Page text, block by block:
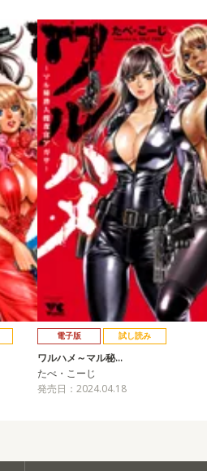
電子版 試し読み
ワルハメ～マル秘…
たべ・こーじ
発売日：2024.04.18